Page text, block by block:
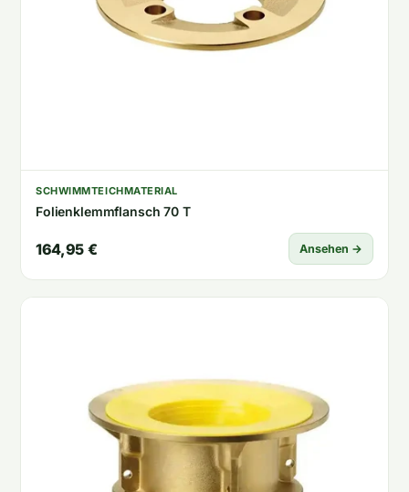
SCHWIMMTEICHMATERIAL
Folienklemmflansch 70 T
164,95 € Ansehen →